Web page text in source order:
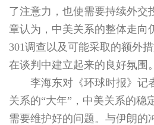
了注意力，也使需要持续外交
章认为，中美关系的整体走向
301调查以及可能采取的额外
在谈判中建立起来的良好氛围。
李海东对《环球时报》记
关系的“大年”，中美关系的稳
需要维护好的问题。与伊朗的